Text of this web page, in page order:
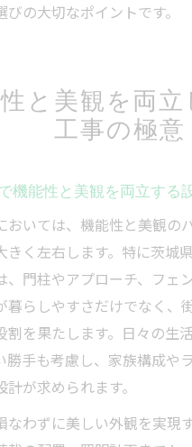
びの大切なポイントです。
と美観を両立
工事の極意
機能性と美観を両立する
おいては、機能性と美観の
きく左右します。特に茨城
、門柱やアプローチ、フェ
暮らしやすさだけでなく、
割を果たします。日々の生
勝手も考慮し、家族構成や
が求められます。
なわずに美しい外観を実現